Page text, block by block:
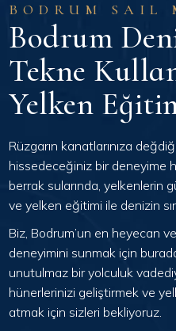
BODRUM SAIL
Bodrum
Tekne
Yelken
Rüzgarın kanatlarınıza
hissedeceğiniz bir deneyime
berrak sularında, yelkenlerin
ve yelken eğitimi ile denizin
Biz, Bodrum’un en heyecan
deneyimini sunmak için
unutulmaz bir yolculuk
hünerlerinizi geliştirmek ve
atmak için sizleri bekliyoruz.